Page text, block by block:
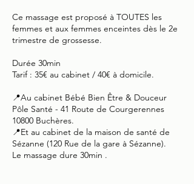
Ce massage est proposé à TOUTES les
femmes et aux femmes enceintes dès le 2e
trimestre de grossesse.
Durée 30min
Tarif : 35€ au cabinet / 40€ à domicile.
📍Au cabinet Bébé Bien Être & Douceur
Pôle Santé - 41 Route de Courgerennes
10800 Buchères.
📍Et au cabinet de la maison de santé de
Sézanne (120 Rue de la gare à Sézanne).
Le massage dure 30min .